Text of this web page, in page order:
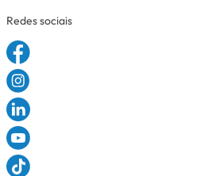
Redes sociais